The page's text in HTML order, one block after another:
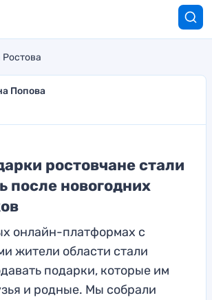
Попова
ростовчане стали
после новогодних
онлайн-платформах с
жители области стали
подарки, которые им
и родные. Мы собрали